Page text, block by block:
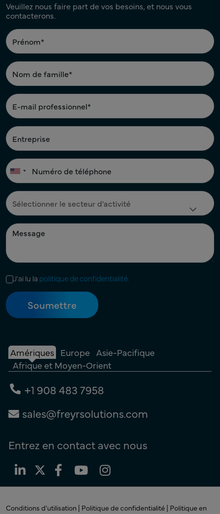
Veuillez nous faire part de vos besoins, et nous vous
contacterons.
J'ai lu la politique de confidentialité.
Amériques Europe Asie-Pacifique
Afrique et Moyen-Orient
+1 908 483 7958
sales@freyrsolutions.com
Entrez en contact avec nous
Conditions d'utilisation | Politique de confidentialité | Politique en